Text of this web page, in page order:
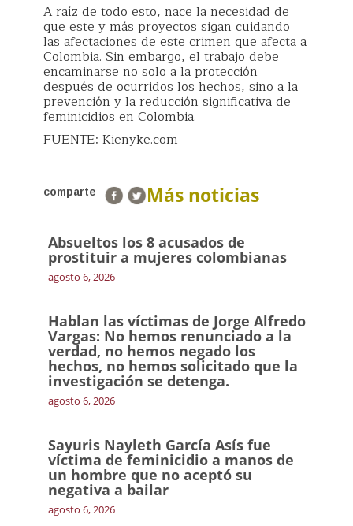
A raíz de todo esto, nace la necesidad de
que este y más proyectos sigan cuidando
las afectaciones de este crimen que afecta a
Colombia. Sin embargo, el trabajo debe
encaminarse no solo a la protección
después de ocurridos los hechos, sino a la
prevención y la reducción significativa de
feminicidios en Colombia.
FUENTE: Kienyke.com
comparte Más noticias
Absueltos los 8 acusados de
prostituir a mujeres colombianas
agosto 6, 2026
Hablan las víctimas de Jorge Alfredo
Vargas: No hemos renunciado a la
verdad, no hemos negado los
hechos, no hemos solicitado que la
investigación se detenga.
agosto 6, 2026
Sayuris Nayleth García Asís fue
víctima de feminicidio a manos de
un hombre que no aceptó su
negativa a bailar
agosto 6, 2026